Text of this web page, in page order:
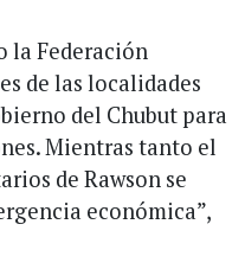
la Federación
de las localidades
del Chubut para
Mientras tanto el
de Rawson se
económica”,